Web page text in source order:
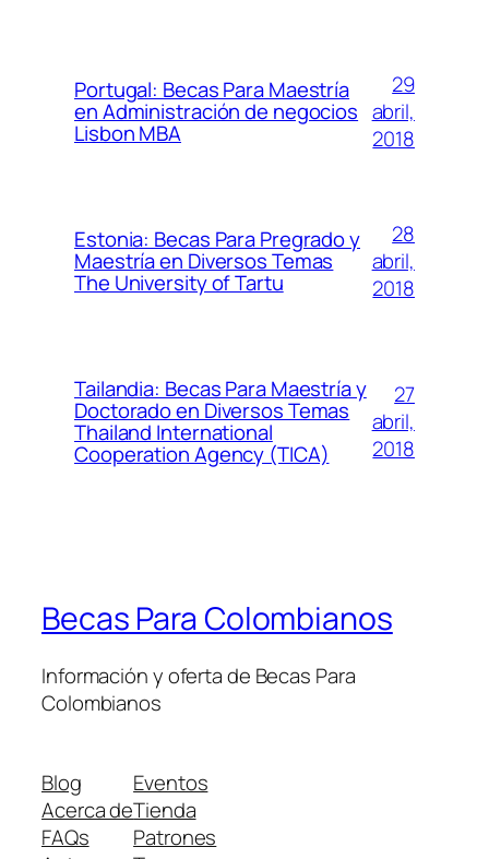
Portugal: Becas Para Maestría
en Administración de negocios
Lisbon MBA
29
abril,
2018
Estonia: Becas Para Pregrado y
Maestría en Diversos Temas
The University of Tartu
28
abril,
2018
Tailandia: Becas Para Maestría y
Doctorado en Diversos Temas
Thailand International
Cooperation Agency (TICA)
27
abril,
2018
Becas Para Colombianos
Información y oferta de Becas Para
Colombianos
Blog
Acerca de
FAQs
Eventos
Tienda
Patrones